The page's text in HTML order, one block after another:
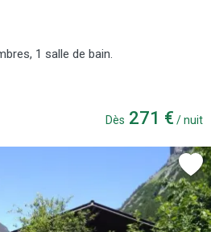
1 salle de bain.
Dès 271 € / nuit